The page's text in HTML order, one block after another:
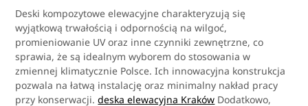
Deski kompozytowe elewacyjne charakteryzują się
wyjątkową trwałością i odpornością na wilgoć,
promieniowanie UV oraz inne czynniki zewnętrzne, co
sprawia, że są idealnym wyborem do stosowania w
zmiennej klimatycznie Polsce. Ich innowacyjna konstrukcja
pozwala na łatwą instalację oraz minimalny nakład pracy
przy konserwacji.deska elewacyjna Kraków Dodatkowo,